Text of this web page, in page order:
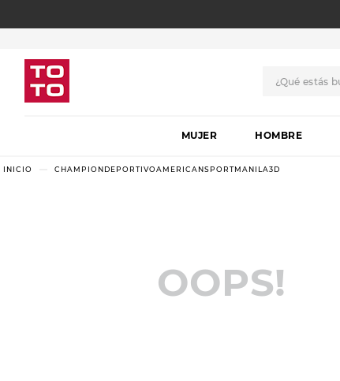
MUJER HOMBRE
CHAMPIONDEPORTIVOAMERICANSPORTMANILA3D
OOPS!
1.
botas
2.
skechers
6.
americansport